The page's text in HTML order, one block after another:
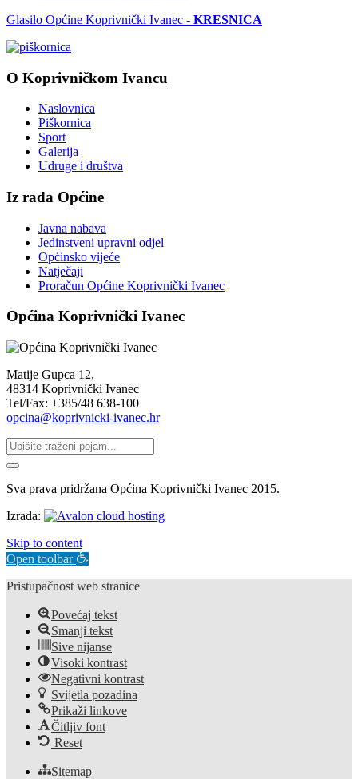
Glasilo Općine Koprivnički Ivanec - KRESNICA
O Koprivničkom Ivancu
Naslovnica
Piškornica
Sport
Galerija
Udruge i društva
Iz rada Općine
Javna nabava
Jedinstveni upravni odjel
Općinsko vijeće
Natječaji
Proračun Općine Koprivnički Ivanec
Općina Koprivnički Ivanec
Matije Gupca 12,
48314 Koprivnički Ivanec
Tel/Fax: +385/48 638-100
opcina@koprivnicki-ivanec.hr
Sva prava pridržana Općina Koprivnički Ivanec 2015.
Izrada:
Skip to content
Open toolbar
Pristupačnost web stranice
Povećaj tekst
Smanji tekst
Sive nijanse
Visoki kontrast
Negativni kontrast
Svijetla pozadina
Prikaži linkove
Čitljiv font
Reset
Sitemap